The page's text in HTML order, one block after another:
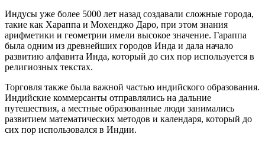
Индусы уже более 5000 лет назад создавали сложные города,
такие как Хараппа и Мохенджо Даро, при этом знания
арифметики и геометрии имели высокое значение. Гараппа
была одним из древнейших городов Инда и дала начало
развитию алфавита Инда, который до сих пор используется в
религиозных текстах.
Торговля также была важной частью индийского образования.
Индийские коммерсанты отправлялись на дальние
путешествия, а местные образованные люди занимались
развитием математических методов и календаря, который до
сих пор использовался в Индии.